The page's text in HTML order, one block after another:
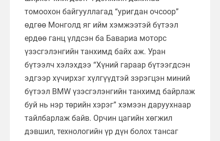
томоохон байгууллагад “уригдан очсоор”
өдгөө Монголд яг ийм хэмжээтэй бүтээл
ердөө ганц үлдсэн ба Бавариа моторс
үзэсгэлэнгийн танхимд байх аж. Уран
бүтээлч хэлэхдээ “Хүний гараар бүтээгдсэн
эдгээр хүчирхэг хүлгүүдтэй зэрэгцэн миний
бүтээл BMW үзэсгэлэнгийн танхимд байрлаж
буй нь нэр төрийн хэрэг” хэмээн даруухнаар
тайлбарлаж байв. Орчин цагийн хөгжил
дэвшил, технологийн үр дүн болох тансаг